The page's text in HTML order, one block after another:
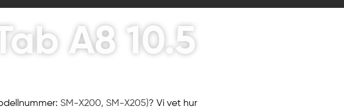
A8 10.5
SM-X200, SM-X205)? Vi vet hur